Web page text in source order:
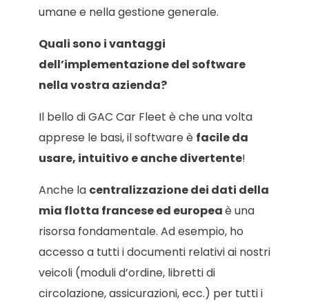
umane e nella gestione generale.
Quali sono i vantaggi
dell’implementazione del software
nella vostra azienda?
Il bello di GAC Car Fleet è che una volta
apprese le basi, il software è facile da
usare, intuitivo e anche divertente!
Anche la centralizzazione dei dati della
mia flotta francese ed europeaè una
risorsa fondamentale. Ad esempio, ho
accesso a tutti i documenti relativi ai nostri
veicoli (moduli d’ordine, libretti di
circolazione, assicurazioni, ecc.) per tutti i